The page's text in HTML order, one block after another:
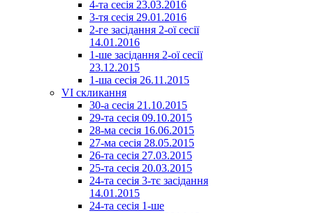
4-та сесія 23.03.2016
3-тя сесія 29.01.2016
2-ге засідання 2-ої сесії
14.01.2016
1-ше засідання 2-ої сесії
23.12.2015
1-ша сесія 26.11.2015
VI скликання
30-а сесія 21.10.2015
29-та сесія 09.10.2015
28-ма сесія 16.06.2015
27-ма сесія 28.05.2015
26-та сесія 27.03.2015
25-та сесія 20.03.2015
24-та сесія 3-тє засідання
14.01.2015
24-та сесія 1-ше